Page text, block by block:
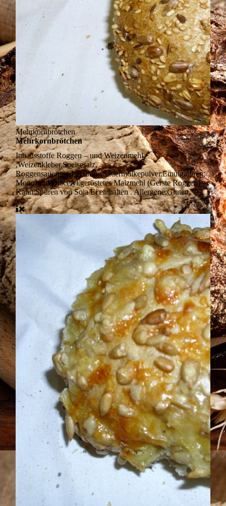
Mehrkornbrötchen
Mehrkornbrötchen
InhaltsstoffeRoggen – und Weizenmehl
,Weizenkleber,Speisesalz,
Roggensauerteig,Lecithine,Sauermolkepulver,Emulgatoren:
Mono-und Diacetyl,geröstetes Malzmehl (Gerste Roggen)
Kann Spuren von Soja Ei enthalten . Allergene:Gluten